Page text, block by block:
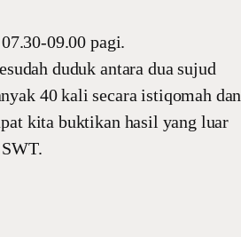
09.00 pagi.
duduk antara dua sujud
40 kali secara istiqomah dan
kita buktikan hasil yang luar